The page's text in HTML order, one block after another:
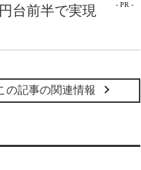
- PR -
台前半で実現
の記事の関連情報